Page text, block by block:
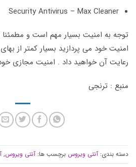
Security Antivirus – Max Cleaner
توجه به امنیت بسیار مهم است و
امنیت خود می پردازید بسیار کمتر از
رعایت آن خواهید داد . امنیت مجازی
منبع : ترنجی
دسته بندی: آنتی ویروس برچسب ها: آنتی ویروس,